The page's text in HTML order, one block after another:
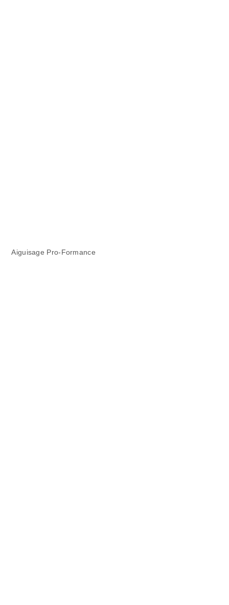
Aiguisage Pro-Formance